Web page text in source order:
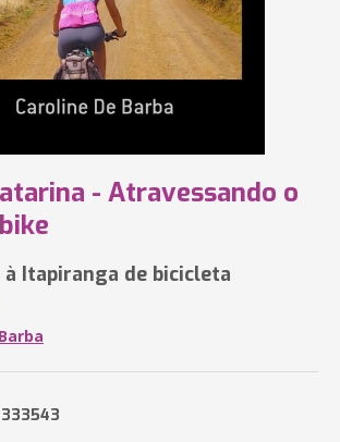
- Atravessando o
à Itapiranga de bicicleta